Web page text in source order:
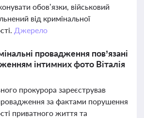
обов’язки, військовий
від кримінальної
Джерело
провадження пов’язані
інтимних фото Віталія
прокурора зареєстрував
за фактами порушення
приватного життя та